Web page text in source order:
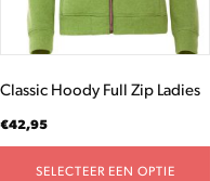
Classic Hoody Full Zip Ladies
€42,95
SELECTEER EEN OPTIE
gekozen
op
de